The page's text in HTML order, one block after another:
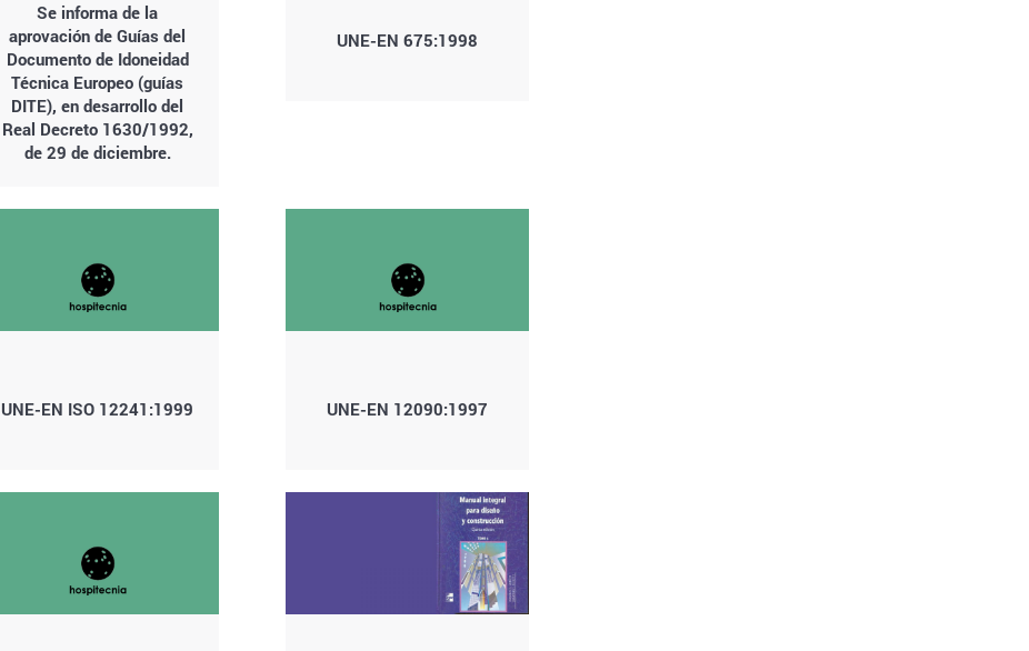
Se informa de la
aprovación de Guías del
Documento de Idoneidad
Técnica Europeo (guías
DITE), en desarrollo del
Real Decreto 1630/1992,
de 29 de diciembre.
UNE-EN 675:1998
UNE-EN ISO 12241:1999 UNE-EN 12090:1997